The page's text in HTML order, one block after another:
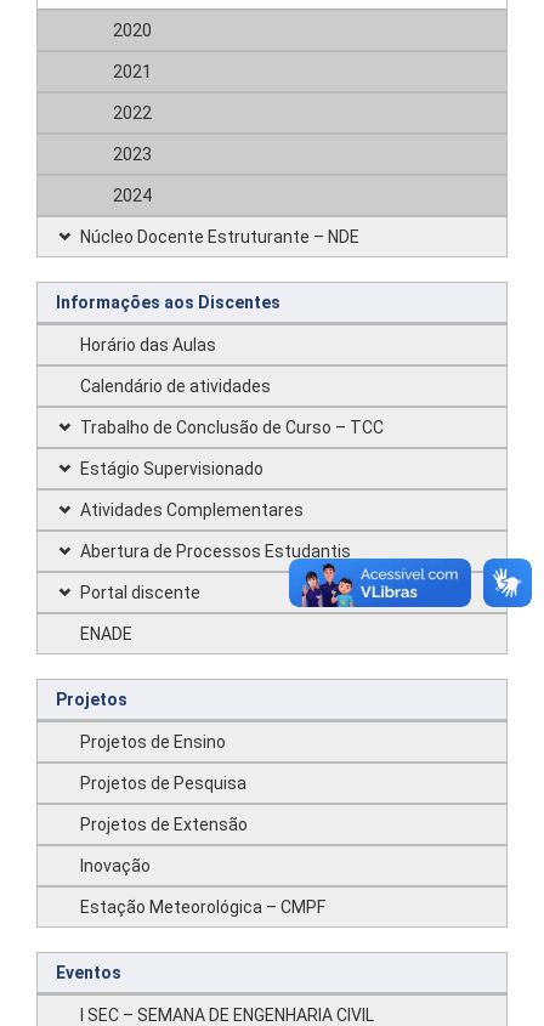
2020
2021
2022
2023
2024
Núcleo Docente Estruturante – NDE
Informações aos Discentes
Horário das Aulas
Calendário de atividades
Trabalho de Conclusão de Curso – TCC
Estágio Supervisionado
Atividades Complementares
Abertura de Processos Estudantis
Portal discente
ENADE
Projetos
Projetos de Ensino
Projetos de Pesquisa
Projetos de Extensão
Inovação
Estação Meteorológica – CMPF
Eventos
I SEC – SEMANA DE ENGENHARIA CIVIL